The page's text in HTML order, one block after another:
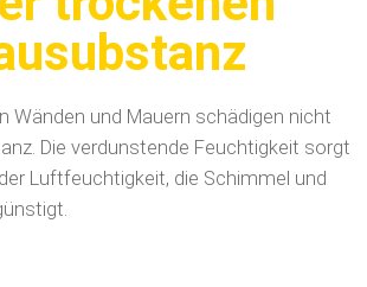
Wänden und Mauern schädigen nicht
Die verdunstende Feuchtigkeit sorgt
Luftfeuchtigkeit, die Schimmel und